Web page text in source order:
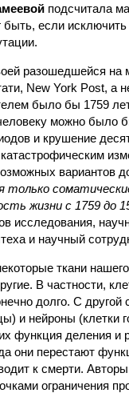
подсчитала
быть, если
разошедшейся на
New York Post, а
было бы 1759
можно было
и крушение
вариантов
только
жизни с 1759 до
исследования,
и научный
ткани
В частности,
долго. С
и нейроны (клетки
функция деления и
они перестают
к смерти.
ограничения